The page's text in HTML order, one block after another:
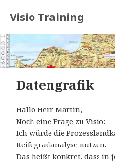
Visio Training
Datengrafik
Hallo Herr Martin,
Noch eine Frage zu Visio:
Ich würde die
Reifegradanalyse nutzen.
Das heißt konkret, dass in